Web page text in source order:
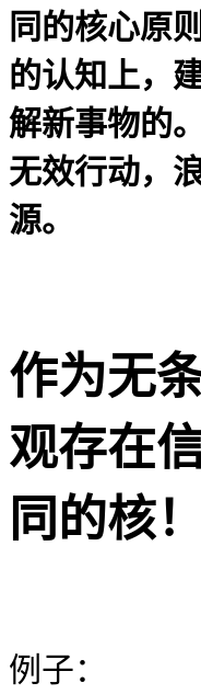
同的核心原
的认知上，
解新事物的。
无效行动，
源。
作为无
观存在
同的核！
例子：